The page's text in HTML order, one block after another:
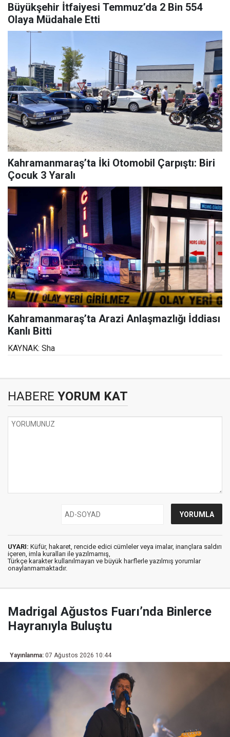
Büyükşehir İtfaiyesi Temmuz’da 2 Bin 554
Olaya Müdahale Etti
Kahramanmaraş’ta İki Otomobil Çarpıştı: Biri
Çocuk 3 Yaralı
Kahramanmaraş’ta Arazi Anlaşmazlığı İddiası
Kanlı Bitti
KAYNAK: Sha
HABERE YORUM KAT
UYARI: Küfür, hakaret, rencide edici cümleler veya imalar, inançlara saldırı
içeren, imla kuralları ile yazılmamış,
Türkçe karakter kullanılmayan ve büyük harflerle yazılmış yorumlar
onaylanmamaktadır.
Madrigal Ağustos Fuarı’nda Binlerce
Hayranıyla Buluştu
Yayınlanma: 07 Ağustos 2026 10:44